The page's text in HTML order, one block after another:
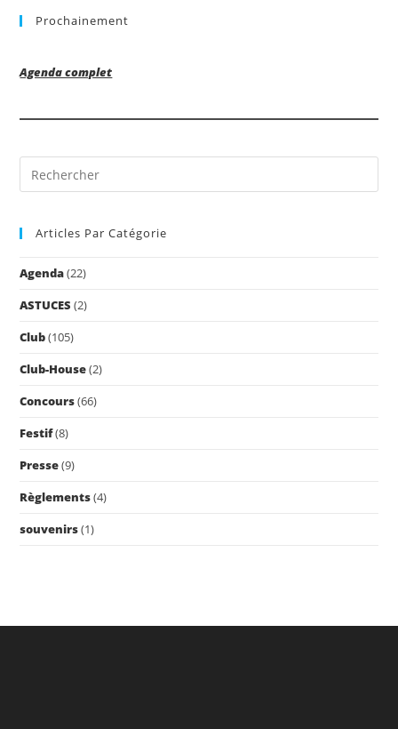
Prochainement
Agenda complet
Articles Par Catégorie
Agenda(22)
ASTUCES (2)
Club(105)
Club-House(2)
Concours(66)
Festif(8)
Presse(9)
Règlements(4)
souvenirs(1)